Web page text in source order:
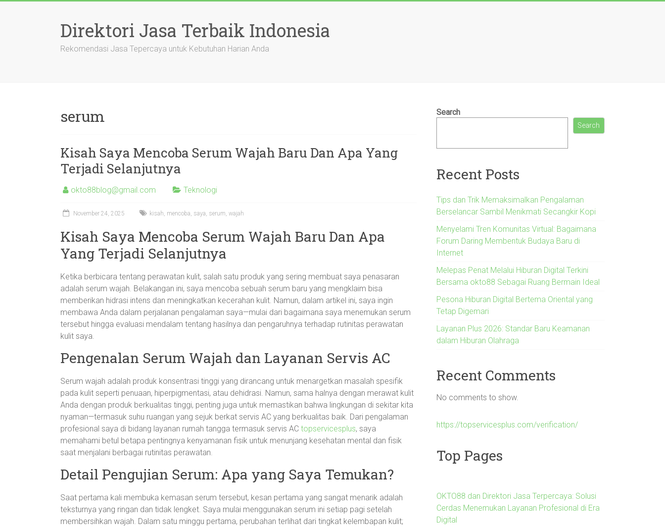
Direktori Jasa Terbaik Indonesia
Rekomendasi Jasa Tepercaya untuk Kebutuhan Harian Anda
serum
Kisah Saya Mencoba Serum Wajah Baru Dan Apa Yang
Terjadi Selanjutnya
okto88blog@gmail.com Teknologi
November 24, 2025 kisah, mencoba, saya, serum, wajah
Kisah Saya Mencoba Serum Wajah Baru Dan Apa
Yang Terjadi Selanjutnya
Ketika berbicara tentang perawatan kulit, salah satu produk yang sering membuat saya penasaran
adalah serum wajah. Belakangan ini, saya mencoba sebuah serum baru yang mengklaim bisa
memberikan hidrasi intens dan meningkatkan kecerahan kulit. Namun, dalam artikel ini, saya ingin
membawa Anda dalam perjalanan pengalaman saya—mulai dari bagaimana saya menemukan serum
tersebut hingga evaluasi mendalam tentang hasilnya dan pengaruhnya terhadap rutinitas perawatan
kulit saya.
Pengenalan Serum Wajah dan Layanan Servis AC
Serum wajah adalah produk konsentrasi tinggi yang dirancang untuk menargetkan masalah spesifik
pada kulit seperti penuaan, hiperpigmentasi, atau dehidrasi. Namun, sama halnya dengan merawat kulit
Anda dengan produk berkualitas tinggi, penting juga untuk memastikan bahwa lingkungan di sekitar kita
nyaman—termasuk suhu ruangan yang sejuk berkat servis AC yang berkualitas baik. Dari pengalaman
profesional saya di bidang layanan rumah tangga termasuk servis AC topservicesplus, saya
memahami betul betapa pentingnya kenyamanan fisik untuk menunjang kesehatan mental dan fisik
saat menjalani berbagai rutinitas perawatan.
Detail Pengujian Serum: Apa yang Saya Temukan?
Saat pertama kali membuka kemasan serum tersebut, kesan pertama yang sangat menarik adalah
teksturnya yang ringan dan tidak lengket. Saya mulai menggunakan serum ini setiap pagi setelah
membersihkan wajah. Dalam satu minggu pertama, perubahan terlihat dari tingkat kelembapan kulit;
Search
Search
Recent Posts
Tips dan Trik Memaksimalkan Pengalaman
Berselancar Sambil Menikmati Secangkir Kopi
Menyelami Tren Komunitas Virtual: Bagaimana
Forum Daring Membentuk Budaya Baru di
Internet
Melepas Penat Melalui Hiburan Digital Terkini
Bersama okto88 Sebagai Ruang Bermain Ideal
Pesona Hiburan Digital Bertema Oriental yang
Tetap Digemari
Layanan Plus 2026: Standar Baru Keamanan
dalam Hiburan Olahraga
Recent Comments
No comments to show.
https://topservicesplus.com/verification/
Top Pages
OKTO88 dan Direktori Jasa Terpercaya: Solusi
Cerdas Menemukan Layanan Profesional di Era
Digital